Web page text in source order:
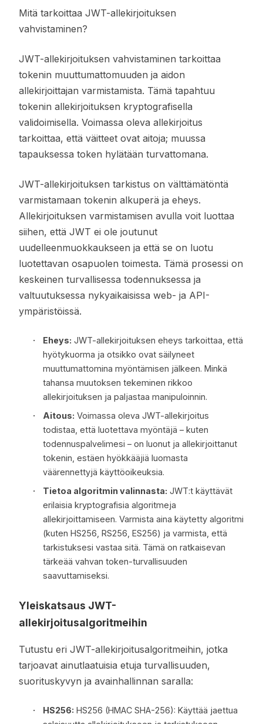
Mitä tarkoittaa JWT-allekirjoituksen
vahvistaminen?
JWT-allekirjoituksen vahvistaminen tarkoittaa
tokenin muuttumattomuuden ja aidon
allekirjoittajan varmistamista. Tämä tapahtuu
tokenin allekirjoituksen kryptografisella
validoimisella. Voimassa oleva allekirjoitus
tarkoittaa, että väitteet ovat aitoja; muussa
tapauksessa token hylätään turvattomana.
JWT-allekirjoituksen tarkistus on välttämätöntä
varmistamaan tokenin alkuperä ja eheys.
Allekirjoituksen varmistamisen avulla voit luottaa
siihen, että JWT ei ole joutunut
uudelleenmuokkaukseen ja että se on luotu
luotettavan osapuolen toimesta. Tämä prosessi on
keskeinen turvallisessa todennuksessa ja
valtuutuksessa nykyaikaisissa web- ja API-
ympäristöissä.
Eheys: JWT-allekirjoituksen eheys tarkoittaa, että
hyötykuorma ja otsikko ovat säilyneet
muuttumattomina myöntämisen jälkeen. Minkä
tahansa muutoksen tekeminen rikkoo
allekirjoituksen ja paljastaa manipuloinnin.
Aitous: Voimassa oleva JWT-allekirjoitus
todistaa, että luotettava myöntäjä – kuten
todennuspalvelimesi – on luonut ja allekirjoittanut
tokenin, estäen hyökkääjiä luomasta
väärennettyjä käyttöoikeuksia.
Tietoa algoritmin valinnasta: JWT:t käyttävät
erilaisia kryptografisia algoritmeja
allekirjoittamiseen. Varmista aina käytetty algoritmi
(kuten HS256, RS256, ES256) ja varmista, että
tarkistuksesi vastaa sitä. Tämä on ratkaisevan
tärkeää vahvan token-turvallisuuden
saavuttamiseksi.
Yleiskatsaus JWT-
allekirjoitusalgoritmeihin
Tutustu eri JWT-allekirjoitusalgoritmeihin, jotka
tarjoavat ainutlaatuisia etuja turvallisuuden,
suorituskyvyn ja avainhallinnan saralla:
HS256: HS256 (HMAC SHA-256): Käyttää jaettua